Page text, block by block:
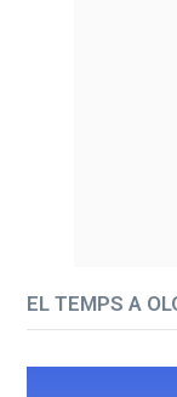
EL TEMPS A